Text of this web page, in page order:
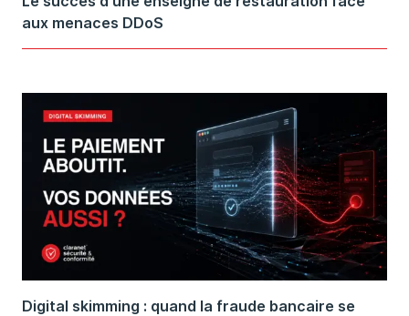
aux menaces DDoS
Digital skimming : quand la fraude bancaire se